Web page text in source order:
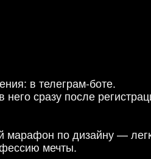
в телеграм-боте.
него сразу после
марафон по дизайну —
мечты.